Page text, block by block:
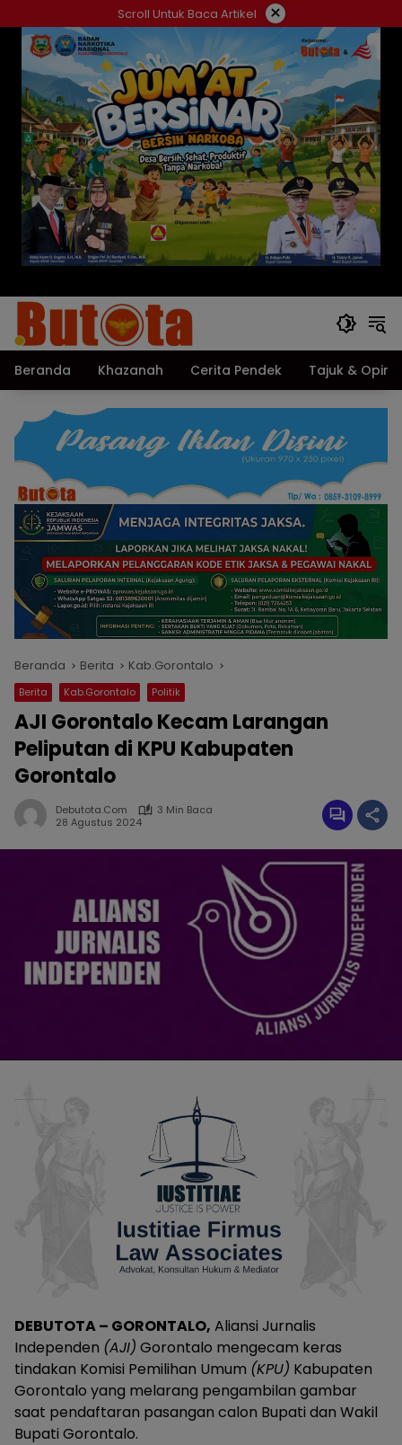
ke
konten
Scroll Untuk Baca Artikel ×
Beranda Khazanah Cerita Pendek Tajuk & Opini
Beranda Berita Kab.Gorontalo
Berita Kab.Gorontalo Politik
AJI Gorontalo Kecam Larangan
Peliputan di KPU Kabupaten
Gorontalo
Debutota.com
3 Min Baca
28 Agustus 2024
DEBUTOTA – GORONTALO, Aliansi Jurnalis
Independen (AJI) Gorontalo mengecam keras
tindakan Komisi Pemilihan Umum (KPU) Kabupaten
Gorontalo yang melarang pengambilan gambar
saat pendaftaran pasangan calon Bupati dan Wakil
Bupati Gorontalo.